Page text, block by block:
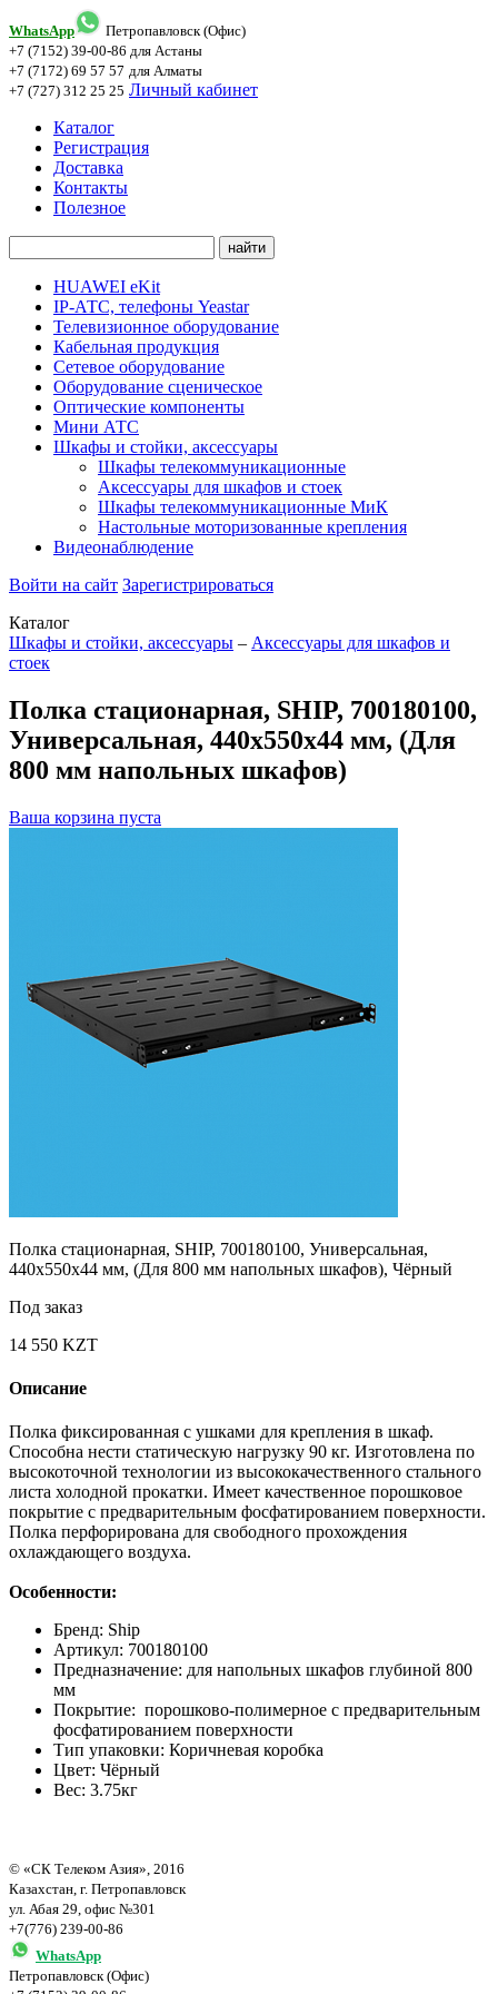
WhatsApp
Петропавловск (Офис)
+7 (7152) 39-00-86 для Астаны
+7 (7172) 69 57 57 для Алматы
+7 (727) 312 25 25 Личный кабинет
Каталог
Регистрация
Доставка
Контакты
Полезное
HUAWEI eKit
IP-АТС, телефоны Yeastar
Телевизионное оборудование
Кабельная продукция
Сетевое оборудование
Оборудование сценическое
Оптические компоненты
Мини АТС
Шкафы и стойки, аксессуары
Шкафы телекоммуникационные
Аксессуары для шкафов и стоек
Шкафы телекоммуникационные МиК
Настольные моторизованные крепления
Видеонаблюдение
Войти на сайт Зарегистрироваться
Каталог
Шкафы и стойки, аксессуары – Аксессуары для шкафов и
стоек
Полка стационарная, SHIP, 700180100,
Универсальная, 440х550х44 мм, (Для
800 мм напольных шкафов)
Ваша корзина пуста
Полка стационарная, SHIP, 700180100, Универсальная,
440х550х44 мм, (Для 800 мм напольных шкафов), Чёрный
Под заказ
14 550 KZT
Описание
Полка фиксированная с ушками для крепления в шкаф.
Способна нести статическую нагрузку 90 кг. Изготовлена по
высокоточной технологии из высококачественного стального
листа холодной прокатки. Имеет качественное порошковое
покрытие с предварительным фосфатированием поверхности.
Полка перфорирована для свободного прохождения
охлаждающего воздуха.
Особенности:
Бренд: Ship
Артикул: 700180100
Предназначение: для напольных шкафов глубиной 800
мм
Покрытие: порошково-полимерное с предварительным
фосфатированием поверхности
Тип упаковки: Коричневая коробка
Цвет: Чёрный
Вес: 3.75кг
© «СК Телеком Азия», 2016
Казахстан, г. Петропавловск
ул. Абая 29, офис №301
+7(776) 239-00-86
WhatsApp
Петропавловск (Офис)